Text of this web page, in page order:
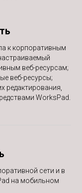
к корпоративным
веб-ресурсам;
веб-ресурсы;
редактирования,
WorksPad.
сети и в
на мобильном